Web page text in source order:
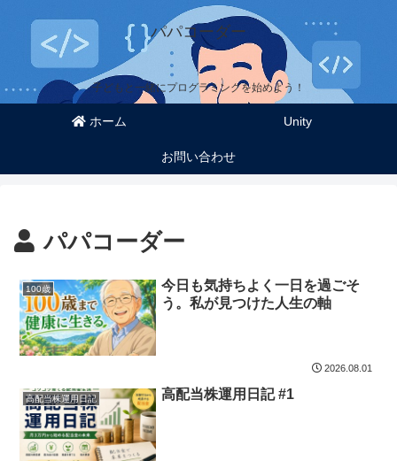
パパコーダー
子どもと一緒にプログラミングを始めよう！
ホーム Unity
お問い合わせ
パパコーダー
100歳
今日も気持ちよく一日を過ごそ
う。私が見つけた人生の軸
2026.08.01
高配当株運用日記 高配当株運用日記 #1